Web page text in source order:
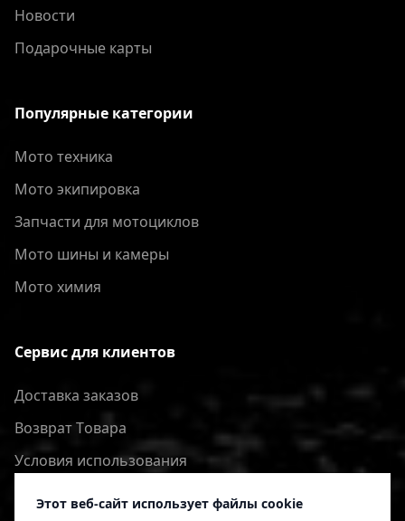
Этот веб-сайт использует файлы cookie
Новости
Подарочные карты
Популярные категории
Мото техника
Мото экипировка
Запчасти для мотоциклов
Мото шины и камеры
Мото химия
Сервис для клиентов
Доставка заказов
Bозврат Tовара
Условия использования
Политика конфиденциальности